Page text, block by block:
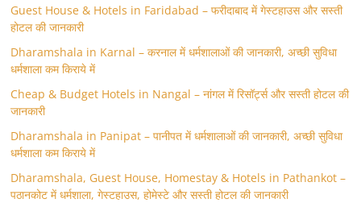
Guest House & Hotels in Faridabad – फरीदाबाद में गेस्टहाउस और सस्ती
होटल की जानकारी
Dharamshala in Karnal – करनाल में धर्मशालाओं की जानकारी, अच्छी सुविधा
धर्मशाला कम किराये में
Cheap & Budget Hotels in Nangal – नांगल में रिसॉर्ट्स और सस्ती होटल की
जानकारी
Dharamshala in Panipat – पानीपत में धर्मशालाओं की जानकारी, अच्छी सुविधा
धर्मशाला कम किराये में
Dharamshala, Guest House, Homestay & Hotels in Pathankot –
पठानकोट में धर्मशाला, गेस्टहाउस, होमेस्टे और सस्ती होटल की जानकारी